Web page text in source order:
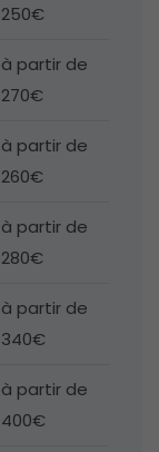
250€
à partir de
270€
à partir de
260€
à partir de
280€
à partir de
340€
à partir de
400€